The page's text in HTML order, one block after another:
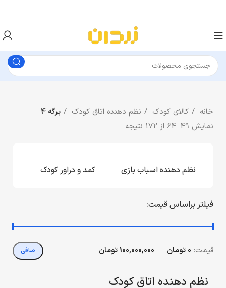
خانه کالای کودک نظم دهنده اتاق کودک
برگه 4
نمایش 49–64 از 172 نتیجه
نظم دهنده اسباب بازی کمد و دراور کودک
فیلتر براساس قیمت:
صافی قيمت: 0 تومان — 100,000,000 تومان
نظم دهنده اتاق کودک